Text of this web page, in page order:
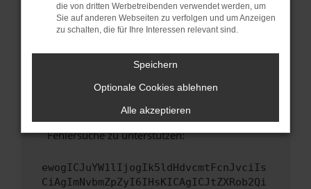
Sicherheitsrisiko, sondern kann auch dazu
führen, dass bestimmte Funktionen nicht mehr
unterstützt werden.
Wende dich an den Webseitenbetreiber.
Wenn du alle oben genannten Schritte versucht
hast, kontaktiere uns bitte. Wir werden
versuchen, das Problem zu beheben. Du kannst
uns diesen Text schicken, um uns bei der
Fehlersuche zu unterstützen:
ewogICJuYW1lIjogIk5ldHdvcmtFcnJvciIs
CiAgImNvbmZpZyI6IHsKICAgICJtZXRob2Qi
die von dritten Werbetreibenden verwendet werden, um
Sie auf anderen Webseiten zu verfolgen und um Anzeigen
zu schalten, die für Ihre Interessen relevant sind.
Speichern
Optionale Cookies ablehnen
Alle akzeptieren